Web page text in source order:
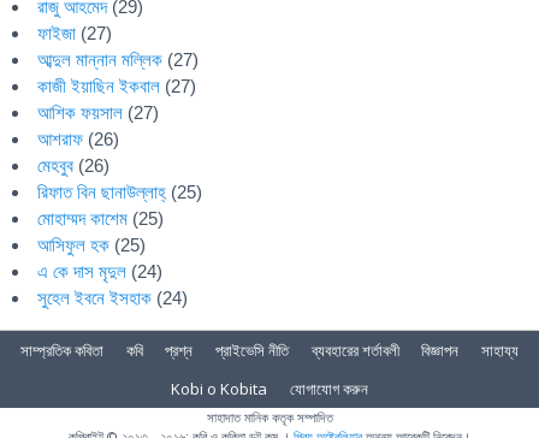
রাজু আহমেদ(29)
ফাইজা (27)
আব্দুল মান্নান মল্লিক (27)
কাজী ইয়াছিন ইকবাল (27)
আশিক ফয়সাল (27)
আশরাফ (26)
মেহবুব (26)
রিফাত বিন ছানাউল্লাহ্ (25)
মোহাম্মদ কাশেম (25)
আসিফুল হক (25)
এ কে দাস মৃদুল (24)
সুহেল ইবনে ইসহাক (24)
সাম্প্রতিক কবিতা কবি প্রশ্ন প্রাইভেসি নীতি ব্যবহারের শর্তাবলী বিজ্ঞাপন
সাহায্য
Kobi o Kobita
যোগাযোগ করুন
সাহাদাত মানিক কতৃক সম্পাদিত